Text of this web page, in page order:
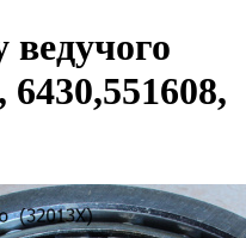
6430,551608,